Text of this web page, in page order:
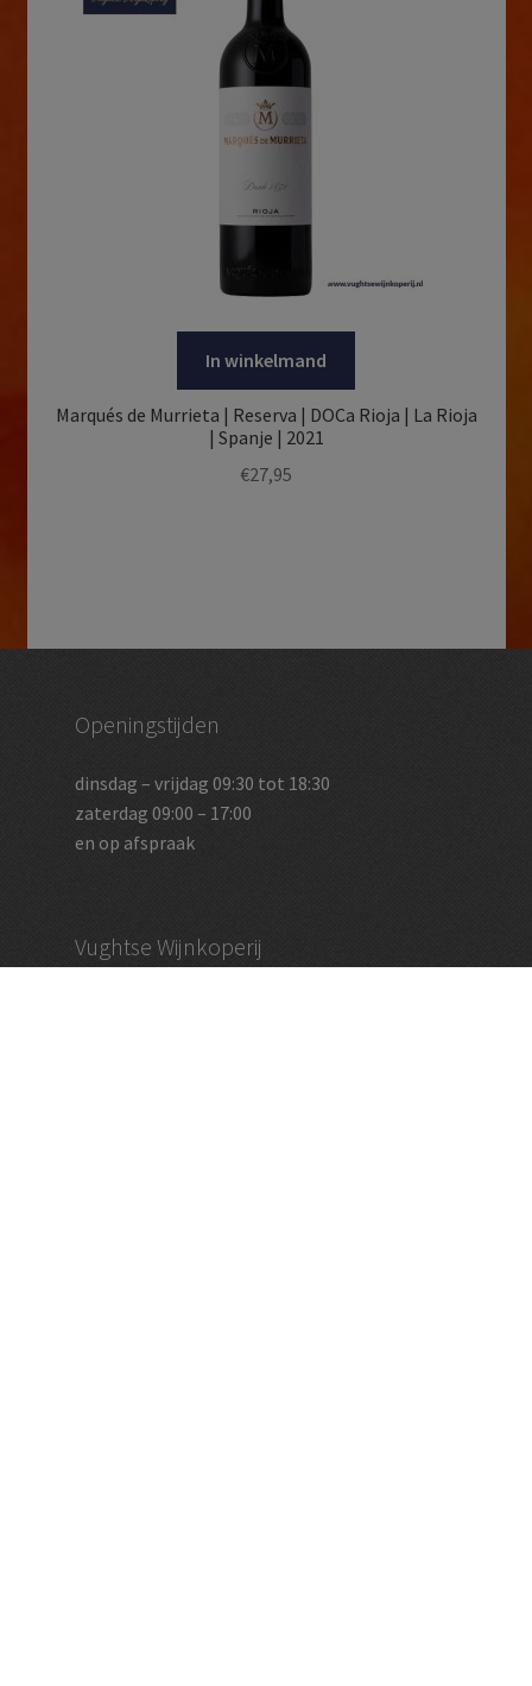
In winkelmand
Marqués de Murrieta | Reserva | DOCa Rioja | La Rioja
| Spanje | 2021
€27,95
Openingstijden
dinsdag – vrijdag 09:30 tot 18:30
zaterdag 09:00 – 17:00
en op afspraak
Vughtse Wijnkoperij